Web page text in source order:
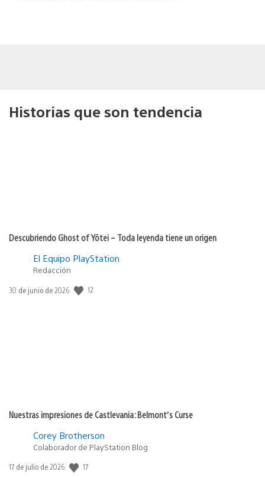
Historias que son tendencia
Descubriendo Ghost of Yōtei – Toda leyenda tiene un origen
El Equipo PlayStation
Redacción
Fecha
30 de junio de 2026 12
Nuestras impresiones de Castlevania: Belmont’s Curse
Corey Brotherson
Colaborador de PlayStation Blog
Fecha
17 de julio de 2026 17